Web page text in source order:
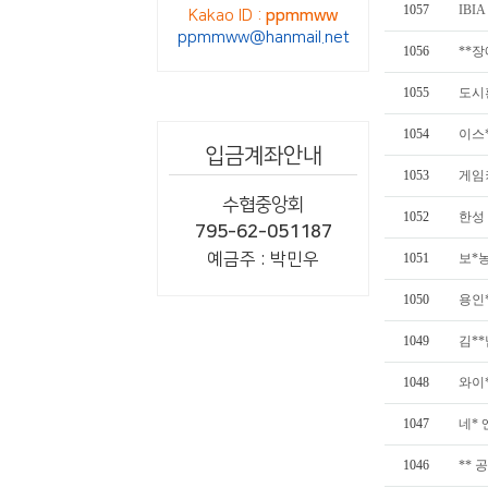
Kakao ID :ppmmww
ppmmww@hanmail.net
입금계좌안내
수협중앙회
795-62-051187
예금주 : 박민우
1057 IBIA
1056 **장
1055 도
1054 이
1053 게임
1052 한
1051 보*
1050 용
1049 김**
1048 와이
1047 네*
1046 **